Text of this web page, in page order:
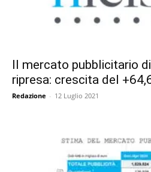
Il mercato pubblicitario
ripresa: crescita del
Redazione - 12 Luglio 2021